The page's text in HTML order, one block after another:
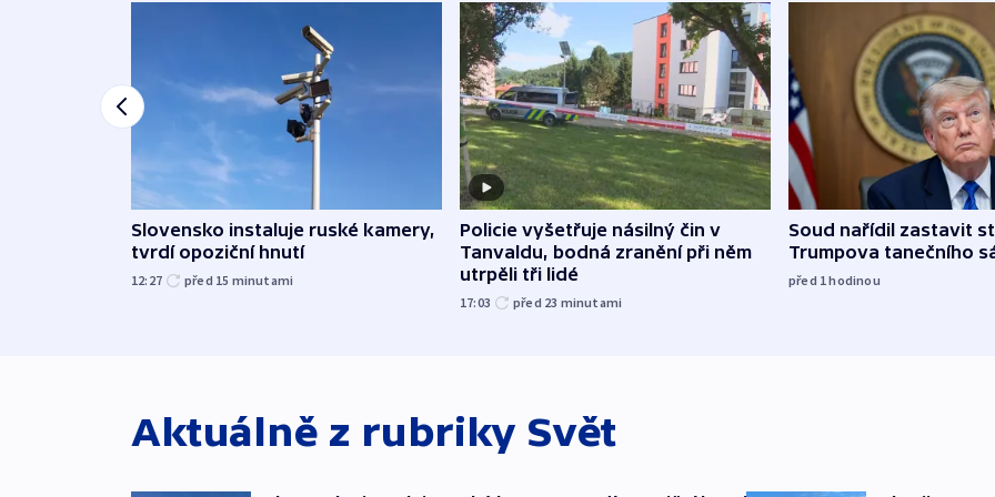
Slovensko instaluje ruské kamery,
tvrdí opoziční hnutí
12:27 před 15 minutami
Policie vyšetřuje násilný čin v
Tanvaldu, bodná zranění při něm
utrpěli tři lidé
17:03 před 23 minutami
Soud nařídil zastavit
Trumpova tanečního
před 1hodinou
Aktuálně z rubriky Svět